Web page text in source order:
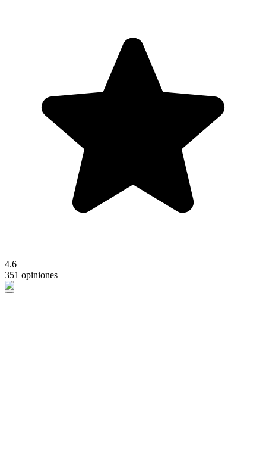
4.6
351 opiniones